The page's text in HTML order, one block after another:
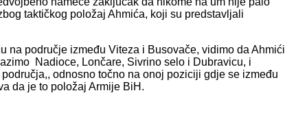
taktičkog položaj Ahmića, koji su predstavljali
na područje između Viteza i Busovače, vidimo da Ahmići
Nadioce, Lončare, Sivrino selo i Dubravicu, i
odnosno točno na onoj poziciji gdje se između
da je to položaj Armije BiH.